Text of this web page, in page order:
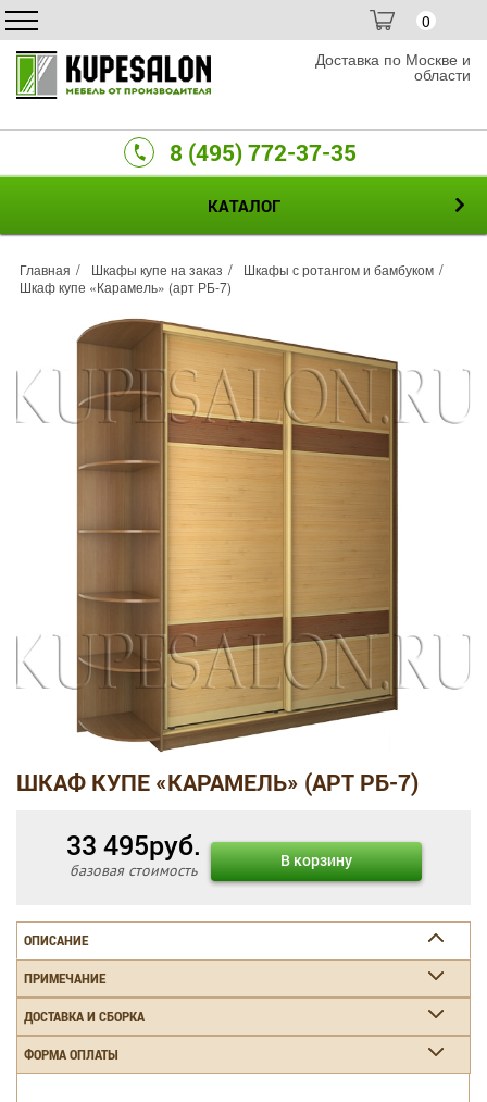
0
Доставка по Москве и
области
8 (495) 772-37-35
КАТАЛОГ
Главная Шкафы купе на заказ
Шкафы с ротангом и бамбуком
Шкаф купе «Карамель» (арт РБ-7)
ШКАФ КУПЕ «КАРАМЕЛЬ» (АРТ РБ-7)
33 495руб.
базовая стоимость В корзину
ОПИСАНИЕ
ПРИМЕЧАНИЕ
ДОСТАВКА И СБОРКА
ФОРМА ОПЛАТЫ